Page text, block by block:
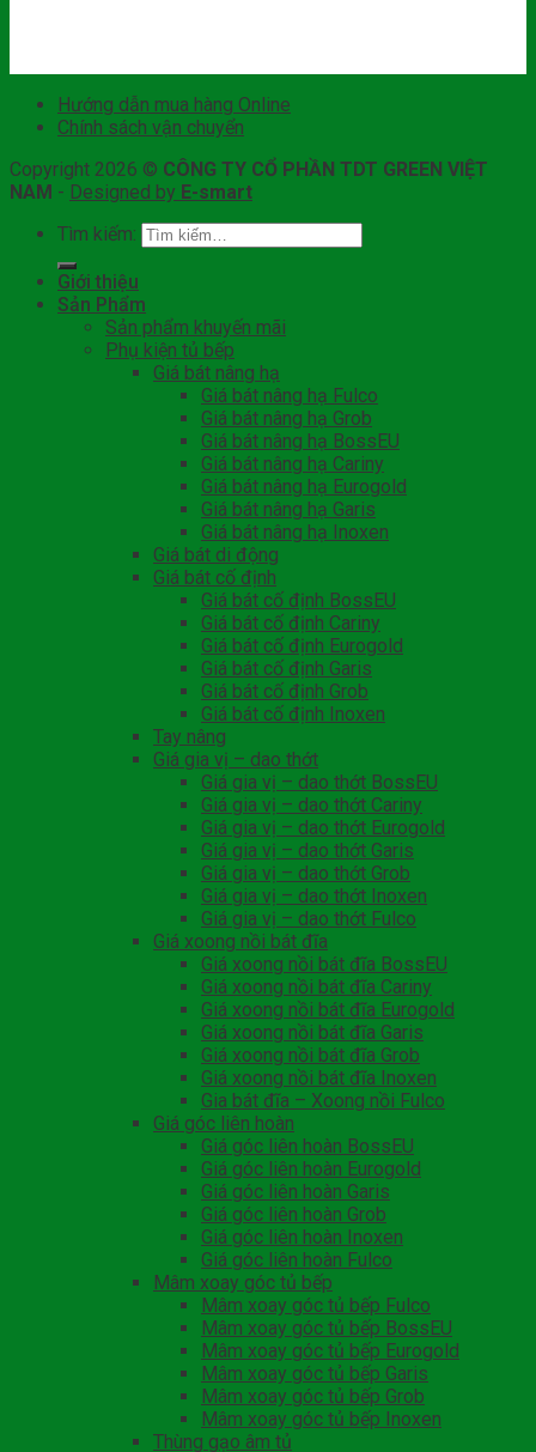
Hướng dẫn mua hàng Online
Chính sách vận chuyển
Copyright 2026 © CÔNG TY CỔ PHẦN TDT GREEN VIỆT
NAM - Designed by E-smart
Tìm kiếm:
Giới thiệu
Sản Phẩm
Sản phẩm khuyến mãi
Phụ kiện tủ bếp
Giá bát nâng hạ
Giá bát nâng hạ Fulco
Giá bát nâng hạ Grob
Giá bát nâng hạ BossEU
Giá bát nâng hạ Cariny
Giá bát nâng hạ Eurogold
Giá bát nâng hạ Garis
Giá bát nâng hạ Inoxen
Giá bát di động
Giá bát cố định
Giá bát cố định BossEU
Giá bát cố định Cariny
Giá bát cố định Eurogold
Giá bát cố định Garis
Giá bát cố định Grob
Giá bát cố định Inoxen
Tay nâng
Giá gia vị – dao thớt
Giá gia vị – dao thớt BossEU
Giá gia vị – dao thớt Cariny
Giá gia vị – dao thớt Eurogold
Giá gia vị – dao thớt Garis
Giá gia vị – dao thớt Grob
Giá gia vị – dao thớt Inoxen
Giá gia vị – dao thớt Fulco
Giá xoong nồi bát đĩa
Giá xoong nồi bát đĩa BossEU
Giá xoong nồi bát đĩa Cariny
Giá xoong nồi bát đĩa Eurogold
Giá xoong nồi bát đĩa Garis
Giá xoong nồi bát đĩa Grob
Giá xoong nồi bát đĩa Inoxen
Gia bát đĩa – Xoong nồi Fulco
Giá góc liên hoàn
Giá góc liên hoàn BossEU
Giá góc liên hoàn Eurogold
Giá góc liên hoàn Garis
Giá góc liên hoàn Grob
Giá góc liên hoàn Inoxen
Giá góc liên hoàn Fulco
Mâm xoay góc tủ bếp
Mâm xoay góc tủ bếp Fulco
Mâm xoay góc tủ bếp BossEU
Mâm xoay góc tủ bếp Eurogold
Mâm xoay góc tủ bếp Garis
Mâm xoay góc tủ bếp Grob
Mâm xoay góc tủ bếp Inoxen
Thùng gạo âm tủ